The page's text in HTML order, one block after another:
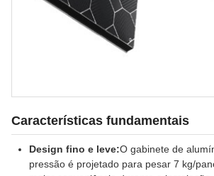
Características fundamentais
Design fino e leve:O gabinete de
pressão é projetado para pesar 7 kg/